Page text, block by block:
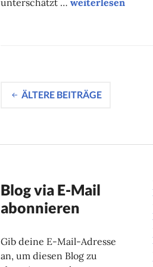
ÄLTERE BEITRÄGE
Blog via E-Mail
abonnieren
Gib deine E-Mail-Adresse
an, um diesen Blog zu